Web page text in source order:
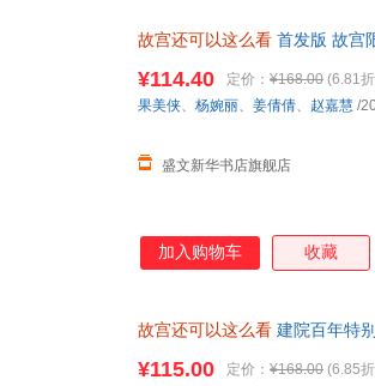
故宫还可以这么看 首发版 故宫
发货
¥114.40 定价： ¥168.00 (6.81
盛文新华书店旗舰店
果美侠、 杨婉丽、 姜倩倩、 赵嘉慧 /
加入购物车 收藏
故宫还可以这么看 建院百年特
¥115.00 定价： ¥168.00 (6.85